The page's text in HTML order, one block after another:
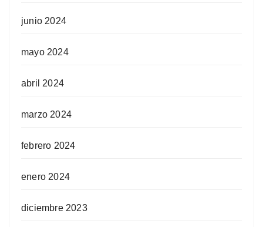
junio 2024
mayo 2024
abril 2024
marzo 2024
febrero 2024
enero 2024
diciembre 2023